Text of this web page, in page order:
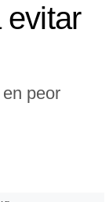
evitar
peor